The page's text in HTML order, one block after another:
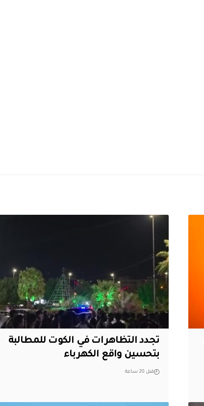
تجدد التظاهرات في الكوت للمطالبة
بتحسين واقع الكهرباء
قبل 20 ساعة